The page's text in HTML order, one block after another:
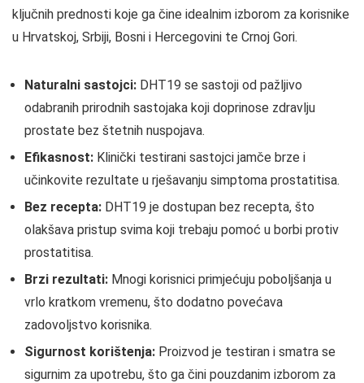
ključnih prednosti koje ga čine idealnim izborom za korisnike
u Hrvatskoj, Srbiji, Bosni i Hercegovini te Crnoj Gori.
Naturalni sastojci: DHT19 se sastoji od pažljivo
odabranih prirodnih sastojaka koji doprinose zdravlju
prostate bez štetnih nuspojava.
Efikasnost: Klinički testirani sastojci jamče brze i
učinkovite rezultate u rješavanju simptoma prostatitisa.
Bez recepta: DHT19 je dostupan bez recepta, što
olakšava pristup svima koji trebaju pomoć u borbi protiv
prostatitisa.
Brzi rezultati: Mnogi korisnici primjećuju poboljšanja u
vrlo kratkom vremenu, što dodatno povećava
zadovoljstvo korisnika.
Sigurnost korištenja: Proizvod je testiran i smatra se
sigurnim za upotrebu, što ga čini pouzdanim izborom za